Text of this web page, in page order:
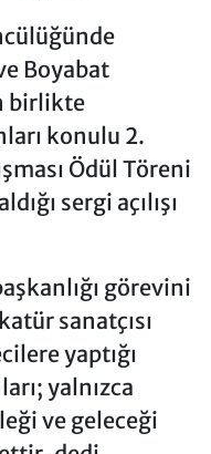
Boyabat
birlikte
konulu 2.
Ödül Töreni
sergi açılışı
görevini
sanatçısı
yaptığı
yalnızca
ve geleceği